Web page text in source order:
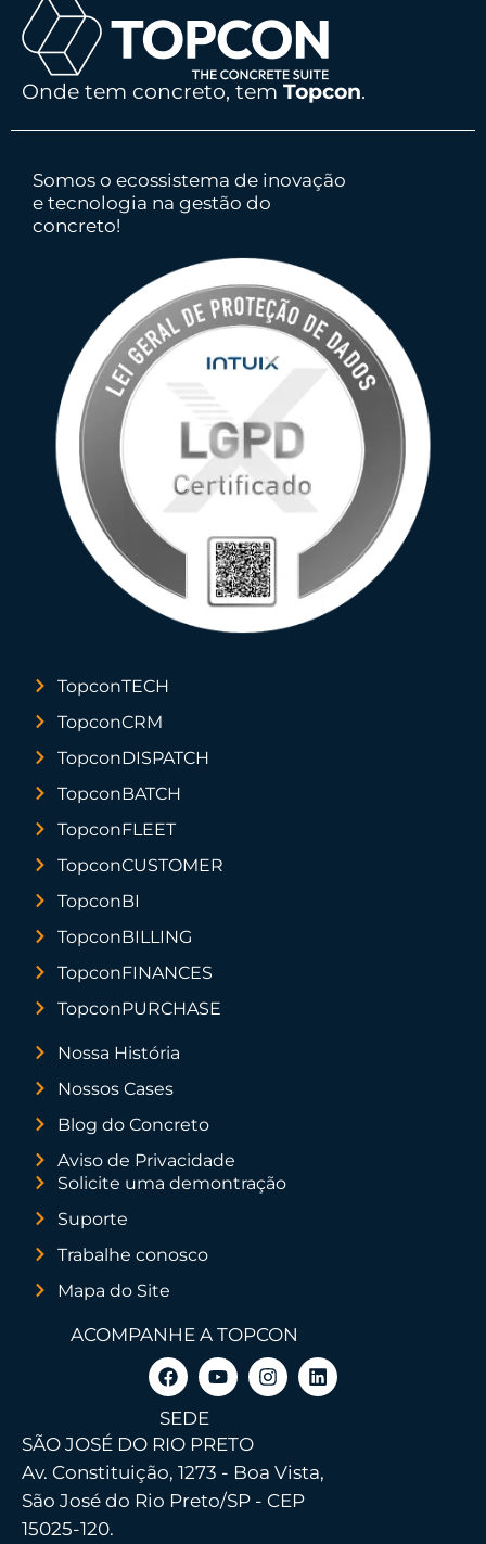
Onde tem concreto, tem Topcon.
Somos o ecossistema de inovação
e tecnologia na gestão do
concreto!
TopconTECH
TopconCRM
TopconDISPATCH
TopconBATCH
TopconFLEET
TopconCUSTOMER
TopconBI
TopconBILLING
TopconFINANCES
TopconPURCHASE
Nossa História
Nossos Cases
Blog do Concreto
Aviso de Privacidade
Solicite uma demontração
Suporte
Trabalhe conosco
Mapa do Site
ACOMPANHE A TOPCON
SEDE
SÃO JOSÉ DO RIO PRETO
Av. Constituição, 1273 - Boa Vista,
São José do Rio Preto/SP - CEP
15025-120.